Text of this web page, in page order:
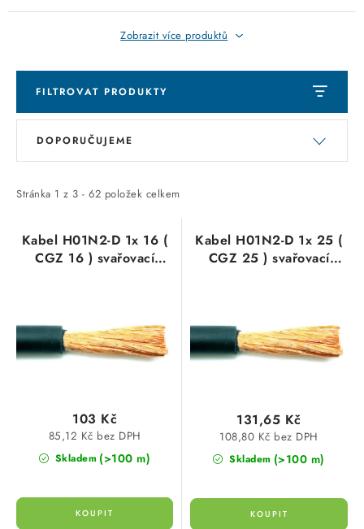
SVÍTIDLA technická
Položky bez zařazené kategorie dle výrobců
VÁNOCE
Otevírací doba výdejny
Obchodní podmínky
Zobrazit více produktů
FILTROVAT PRODUKTY
V
i
p
u
k
Stránka 1 z 3 - 62 položek celkem
Ř
e
d
u
DOPORUČUJEME
Kabel H01N2-D 1x 16 (
CGZ 16 ) svařovací
Skladem (>100 m)
85,12 Kč bez DPH
103 Kč
Kabel H01N2-D 1x 25 (
CGZ 25 ) svařovací
Skladem (>100 m)
108,80 Kč bez DPH
131,65 Kč